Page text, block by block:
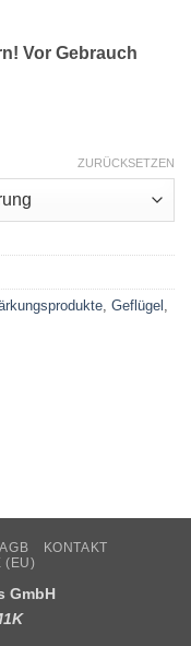
Vor Gebrauch
ZURÜCKSETZEN
, Geflügel ,
AGB
KONTAKT
(EU)
GmbH